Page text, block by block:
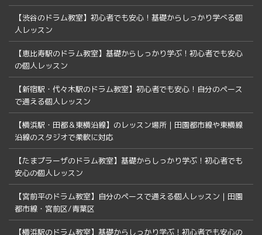
【渋谷のドラム教室】初心者でも安心！基礎からしっかり学べる個
人レッスン
【恵比寿駅のドラム教室】基礎からしっかり学ぶ！初心者でも安心
の個人レッスン
【新宿駅・代々木駅のドラム教室】初心者でも安心！自分のペース
で通える個人レッスン
【横浜駅・田都＆東横沿線】のレッスン場所｜田園都市線や東横線
沿線のスタジオで柔軟に対応
【たまプラーザのドラム教室】基礎からしっかり学ぶ！初心者でも
安心の個人レッスン
【宮前平のドラム教室】自分のペースで通える個人レッスン｜田園
都市線・宮前区/青葉区
【横浜駅のドラム教室】基礎からしっかり学ぶ！初心者でも安心の